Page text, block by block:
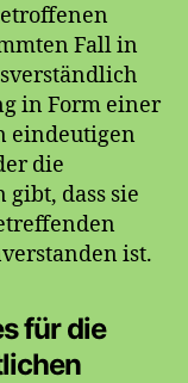
Fall in
in Form einer
eindeutigen
die
gibt, dass sie
ist.
für die